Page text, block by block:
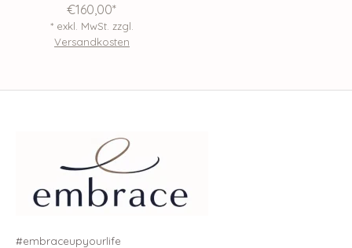
€160,00*
* exkl. MwSt. zzgl.
Versandkosten
#embraceupyourlife